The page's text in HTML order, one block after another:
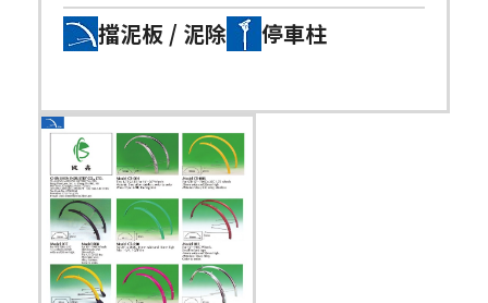
擋泥板 / 泥除
停車柱